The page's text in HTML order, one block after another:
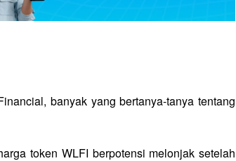
banyak yang bertanya-tanya tentang
token WLFI berpotensi melonjak setelah